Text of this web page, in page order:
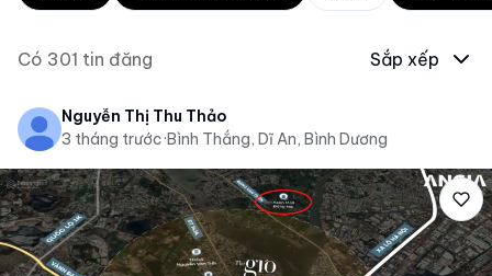
Có 301 tin đăng Sắp xếp
Nguyễn Thị Thu Thảo
3 tháng trước·Bình Thắng, Dĩ An, Bình Dương